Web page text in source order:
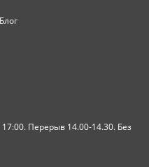
Блог
Перерыв 14.00-14.30. Без